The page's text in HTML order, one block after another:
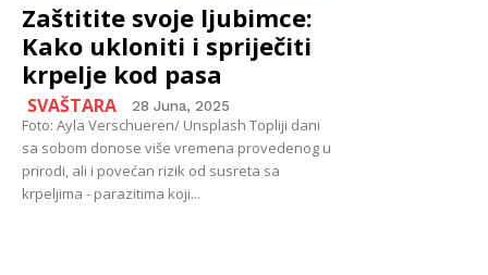
Zaštitite svoje ljubimce:
Kako ukloniti i spriječiti
krpelje kod pasa
SVAŠTARA 28 Juna, 2025
Foto: Ayla Verschueren/ Unsplash Topliji dani
sa sobom donose više vremena provedenog u
prirodi, ali i povećan rizik od susreta sa
krpeljima - parazitima koji...